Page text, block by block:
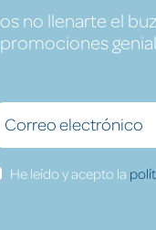
no llenarte el
He leído y acepto la